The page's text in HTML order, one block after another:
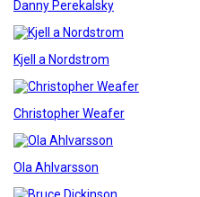
Danny Perekalsky
Kjell a Nordstrom
Christopher Weafer
Ola Ahlvarsson